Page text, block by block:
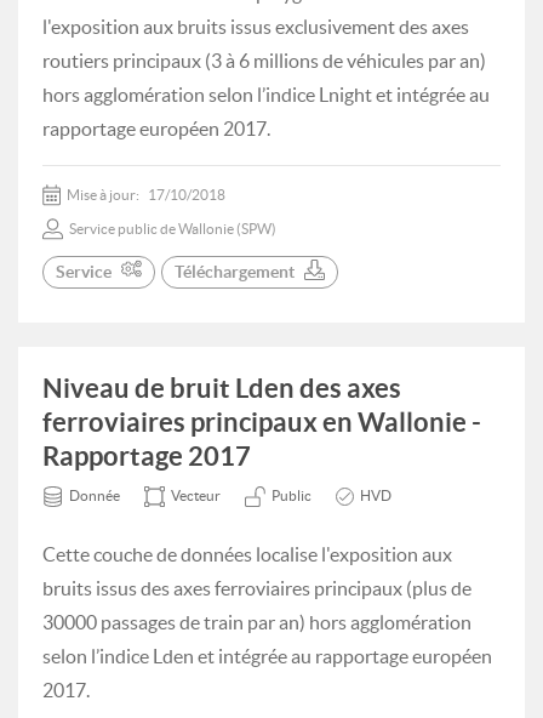
l'exposition aux bruits issus exclusivement des axes
routiers principaux (3 à 6 millions de véhicules par an)
hors agglomération selon l’indice Lnight et intégrée au
rapportage européen 2017.
Mise à jour: 17/10/2018
Service public de Wallonie (SPW)
Service Téléchargement
Niveau de bruit Lden des axes
ferroviaires principaux en Wallonie -
Rapportage 2017
Donnée Vecteur Public HVD
Cette couche de données localise l'exposition aux
bruits issus des axes ferroviaires principaux (plus de
30000 passages de train par an) hors agglomération
selon l’indice Lden et intégrée au rapportage européen
2017.